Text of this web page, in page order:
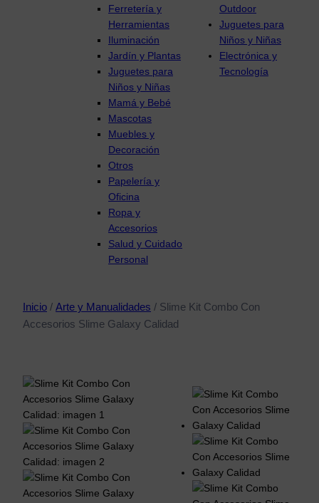
Ferretería y
Herramientas
Iluminación
Jardín y Plantas
Juguetes para
Niños y Niñas
Mamá y Bebé
Mascotas
Muebles y
Decoración
Otros
Papelería y
Oficina
Ropa y
Accesorios
Salud y Cuidado
Personal
Outdoor
Juguetes para
Niños y Niñas
Electrónica y
Tecnología
Inicio / Arte y Manualidades / Slime Kit Combo Con
Accesorios Slime Galaxy Calidad